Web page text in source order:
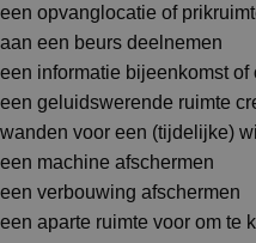
een opvanglocatie of
aan een beurs deelnemen
een informatie bijeenkomst
een geluidswerende ruimte
wanden voor een (tijdelijke)
een machine afschermen
een verbouwing afschermen
een aparte ruimte voor om te